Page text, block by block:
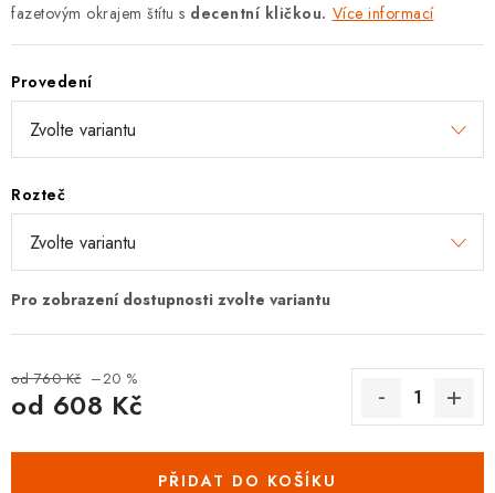
ZÁMKY, PETLICE A ZÁVORY
SPECIÁLNÍ KOVÁNÍ
DOPLŇKY KE DVEŘÍM
PRO POSUVNÉ DVEŘE
POKLADNIČKY NA ZÁMEK
fazetovým okrajem štítu s decentní kličkou. Více informací
Provedení
Rozteč
od 760 Kč –20 %
od 608 Kč
PŘIDAT DO KOŠÍKU